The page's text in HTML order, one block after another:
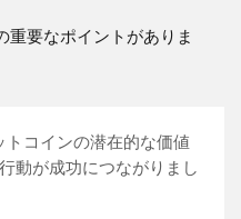
重要なポイントがありま
トコインの潜在的な価値
動が成功につながりまし